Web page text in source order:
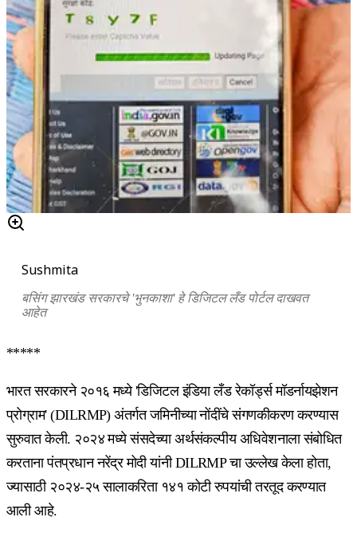
Sushmita
बसिंग झारखंड सरकारचे 'भुनकाशा' हे डिजिटल लँड पोर्टल दाखवत
आहेत
*****
भारत सरकारने २०१६ मध्ये 'डिजिटल इंडिया लँड रेकॉर्ड्स मॉडर्नायझेशन
प्रोग्राम' (DILRMP) अंतर्गत जमिनीच्या नोंदींचे संगणकीकरण करण्यास
सुरुवात केली. २०२४ मध्ये संसदेच्या अर्थसंकल्पीय अधिवेशनाला संबोधित
करताना पंतप्रधान नरेंद्र मोदी यांनी DILRMP चा उल्लेख केला होता,
ज्यासाठी २०२४-२५ सालाकरिता १४१ कोटी रुपयांची तरतूद करण्यात
आली आहे.